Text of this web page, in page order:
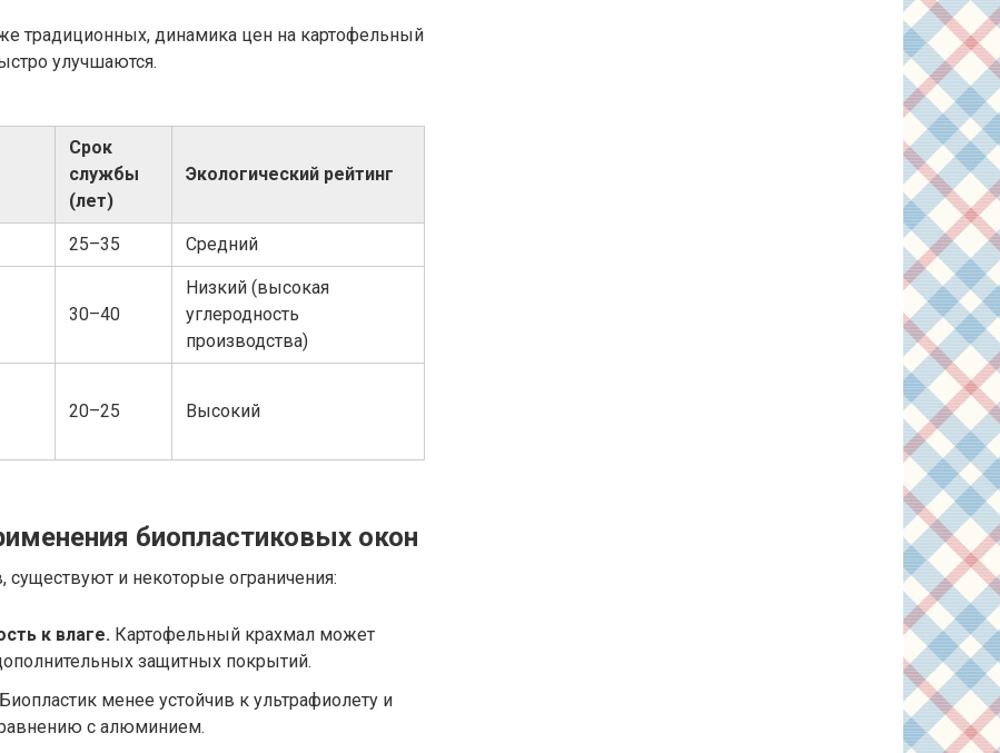
традиционных, динамика цен на картофельный
улучшаются.
Срок
службы
(лет)
Экологический рейтинг
25–35 Средний
30–40
Низкий (высокая
углеродность
производства)
20–25 Высокий
биопластиковых окон
и некоторые ограничения:
к влаге. Картофельный крахмал может
защитных покрытий.
Биопластик менее устойчив к ультрафиолету и
с алюминием.